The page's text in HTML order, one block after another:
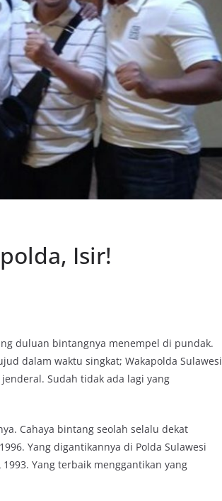
Isir!
duluan bintangnya menempel di pundak.
dalam waktu singkat; Wakapolda Sulawesi
Sudah tidak ada lagi yang
Cahaya bintang seolah selalu dekat
Yang digantikannya di Polda Sulawesi
Yang terbaik menggantikan yang